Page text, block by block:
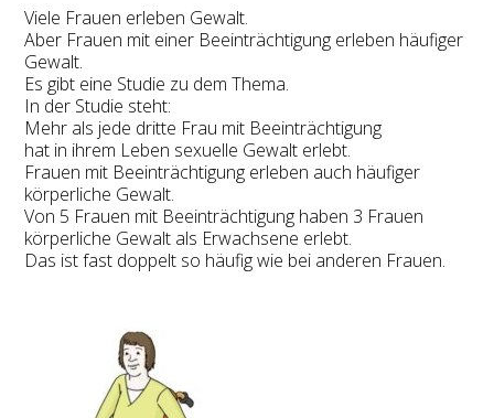
Viele Frauen erleben Gewalt.
Aber Frauen mit einer Beeinträchtigung erleben häufiger
Gewalt.
Es gibt eine Studie zu dem Thema.
In der Studie steht:
Mehr als jede dritte Frau mit Beeinträchtigung
hat in ihrem Leben sexuelle Gewalt erlebt.
Frauen mit Beeinträchtigung erleben auch häufiger
körperliche Gewalt.
Von 5 Frauen mit Beeinträchtigung haben 3 Frauen
körperliche Gewalt als Erwachsene erlebt.
Das ist fast doppelt so häufig wie bei anderen Frauen.